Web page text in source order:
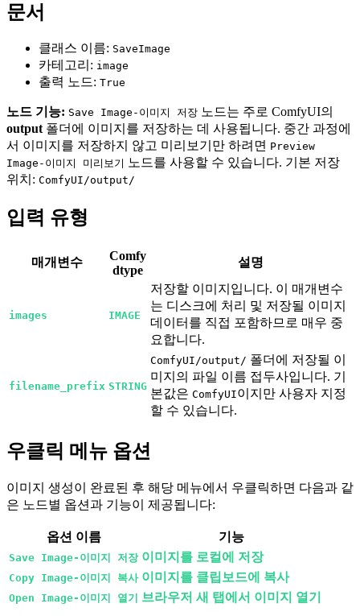
문서
클래스 이름: SaveImage
카테고리: image
출력 노드: True
노드 기능: Save Image-이미지 저장 노드는 주로 ComfyUI의
output폴더에 이미지를 저장하는 데 사용됩니다. 중간 과정에
서 이미지를 저장하지 않고 미리보기만 하려면 Preview
Image-이미지 미리보기 노드를 사용할 수 있습니다. 기본 저장
위치: ComfyUI/output/
입력 유형
매개변수
Comfy
dtype
설명
images IMAGE
저장할 이미지입니다. 이 매개변수
는 디스크에 처리 및 저장될 이미지
데이터를 직접 포함하므로 매우 중
요합니다.
filename_prefix STRING
ComfyUI/output/ 폴더에 저장될 이
미지의 파일 이름 접두사입니다. 기
본값은 ComfyUI이지만 사용자 지정
할 수 있습니다.
우클릭 메뉴 옵션
이미지 생성이 완료된 후 해당 메뉴에서 우클릭하면 다음과 같
은 노드별 옵션과 기능이 제공됩니다:
옵션 이름 기능
Save Image-이미지 저장 이미지를 로컬에 저장
Copy Image-이미지 복사 이미지를 클립보드에 복사
Open Image-이미지 열기 브라우저 새 탭에서 이미지 열기